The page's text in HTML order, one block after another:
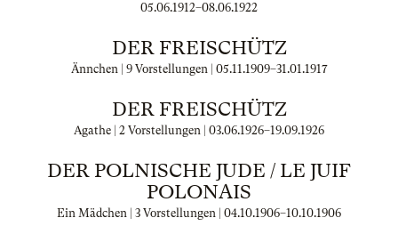
05.06.1912–08.06.1922
DER FREISCHÜTZ
Ännchen | 9 Vorstellungen | 05.11.1909–31.01.1917
DER FREISCHÜTZ
Agathe | 2 Vorstellungen | 03.06.1926–19.09.1926
DER POLNISCHE JUDE / LE JUIF
POLONAIS
Ein Mädchen | 3 Vorstellungen | 04.10.1906–10.10.1906